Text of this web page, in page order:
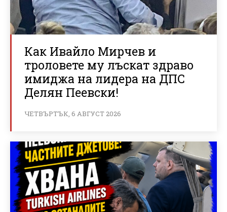
Как Ивайло Мирчев и
троловете му лъскат здраво
имиджа на лидера на ДПС
Делян Пеевски!
ЧЕТВЪРТЪК, 6 АВГУСТ 2026